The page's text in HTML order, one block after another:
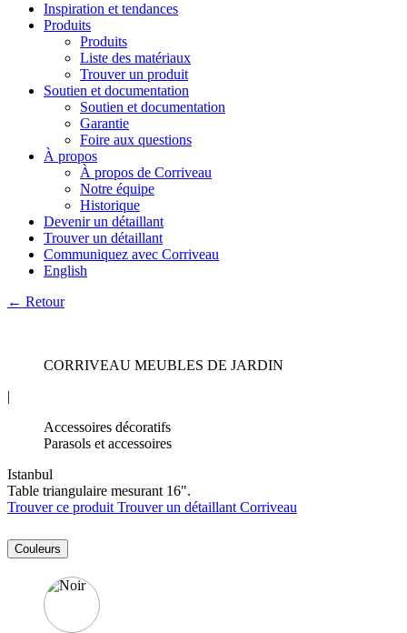
Inspiration et tendances
Produits
Produits
Liste des matériaux
Trouver un produit
Soutien et documentation
Soutien et documentation
Garantie
Foire aux questions
À propos
À propos de Corriveau
Notre équipe
Historique
Devenir un détaillant
Trouver un détaillant
Communiquez avec Corriveau
English
← Retour
CORRIVEAU MEUBLES DE JARDIN
|
Accessoires décoratifs
Parasols et accessoires
Istanbul
Table triangulaire mesurant 16".
Trouver ce produit Trouver un détaillant Corriveau
Couleurs